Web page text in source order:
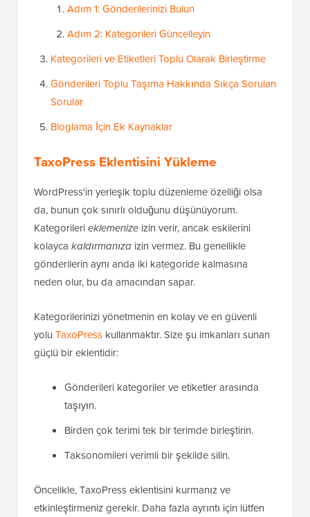
Adım 1: Gönderilerinizi Bulun
Adım 2: Kategorileri Güncelleyin
Kategorileri ve Etiketleri Toplu Olarak Birleştirme
Gönderileri Toplu Taşıma Hakkında Sıkça Sorulan
Sorular
Bloglama İçin Ek Kaynaklar
TaxoPress Eklentisini Yükleme
WordPress'in yerleşik toplu düzenleme özelliği olsa
da, bunun çok sınırlı olduğunu düşünüyorum.
Kategorilerieklemenize izin verir, ancak eskilerini
kolayca kaldırmanıza izin vermez. Bu genellikle
gönderilerin aynı anda iki kategoride kalmasına
neden olur, bu da amacından sapar.
Kategorilerinizi yönetmenin en kolay ve en güvenli
yolu TaxoPress kullanmaktır. Size şu imkanları sunan
güçlü bir eklentidir:
Gönderileri kategoriler ve etiketler arasında
taşıyın.
Birden çok terimi tek bir terimde birleştirin.
Taksonomileri verimli bir şekilde silin.
Öncelikle, TaxoPress eklentisini kurmanız ve
etkinleştirmeniz gerekir. Daha fazla ayrıntı için lütfen